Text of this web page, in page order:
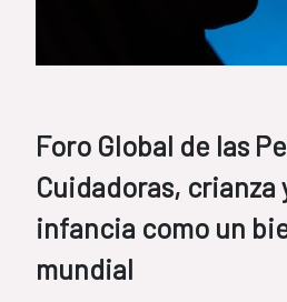
Foro Global de las
Cuidadoras, crianza
infancia como un
mundial